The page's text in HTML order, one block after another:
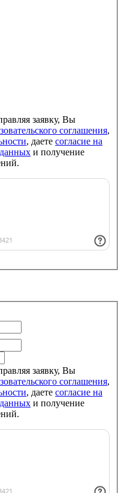
заявку, Вы
соглашения,
, даете согласие на
и получение
заявку, Вы
соглашения,
, даете согласие на
и получение